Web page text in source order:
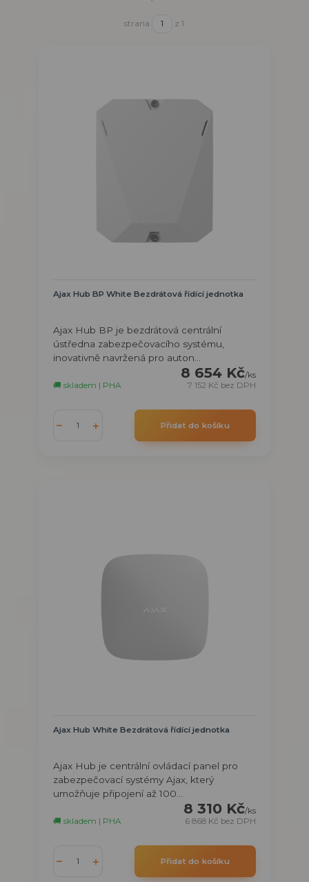
strana z 1
Ajax Hub BP White Bezdrátová řídící jednotka
Ajax Hub BP je bezdrátová centrální
ústředna zabezpečovacího systému,
inovativně navržená pro auton...
8 654 Kč/ks
7 152 Kč bez DPH
🚚 skladem | PHA
Přidat do košíku
Ajax Hub White Bezdrátová řídící jednotka
Ajax Hub je centrální ovládací panel pro
zabezpečovací systémy Ajax, který
umožňuje připojení až 100...
8 310 Kč/ks
6 868 Kč bez DPH
🚚 skladem | PHA
Přidat do košíku